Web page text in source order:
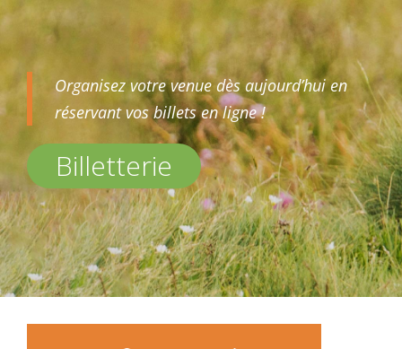
Organisez votre venue dès aujourd’hui en
réservant vos billets en ligne !
Billetterie